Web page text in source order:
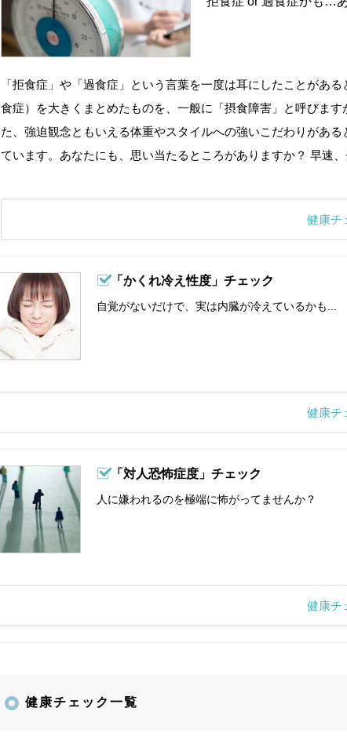
「拒食症」や「過食症」という言葉を一度は耳にしたことがあ
食症）を大きくまとめたものを、一般に「摂食障害」と呼びま
た、強迫観念ともいえる体重やスタイルへの強いこだわりがあ
ています。あなたにも、思い当たるところがありますか？ 早速
健康チ
「かくれ冷え性度」チェック
自覚がないだけで、実は内臓が冷えているかも...
健康チ
「対人恐怖症度」チェック
人に嫌われるのを極端に怖がってませんか？
健康チ
健康チェック一覧